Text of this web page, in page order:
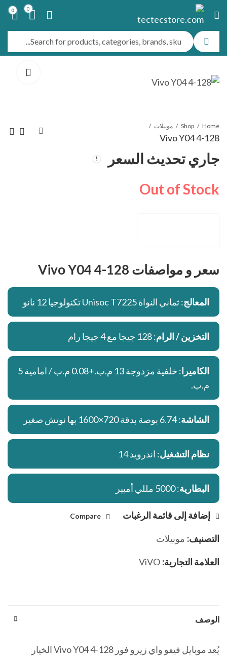
0
0
Home
Shop موبيلات
Vivo Y04 4-128
جاري تحديث السعر
Out of Stock
سعر و مواصفات Vivo Y04 4-128
المعالج: ثماني النواة Unisoc T7225 تكنولوجيا 12 نانو
التخزين / الرام: 128 جيجا مع 4 جيجا رام
الكاميرا
: خلفية مزدوجة 13 م.ب.+0.08 م.ب / امامية 5
م.ب.
الشاشة: 6.74 بوصة بدقة 720×1600 بها نوتش صغير
نظام التشغيل: اندرويد 14
البطارية: 5000 مللي أمبير
إضافة إلى قائمة الرغبات Compare
التصنيف: موبيلات
العلامة التجارية: ViVO
الوصف
يُعد موبايل فيفو واي زيرو فور Vivo Y04 4-128 الخيار